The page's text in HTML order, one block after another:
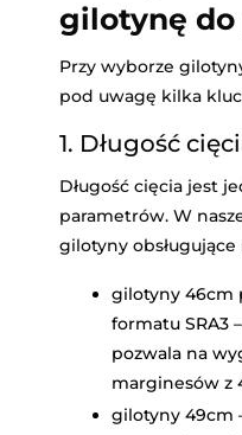
gilotynę do
Przy wyborze
pod uwagę kilka
1. Długość
Długość cięcia jest
parametrów. W
gilotyny
gilotyny 46cm
formatu SRA3
pozwala na
marginesów z
gilotyny 49cm